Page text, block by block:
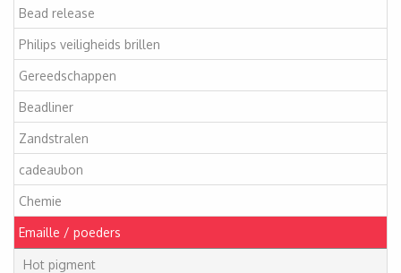
Bead release
Philips veiligheids brillen
Gereedschappen
Beadliner
Zandstralen
cadeaubon
Chemie
Emaille / poeders
Hot pigment